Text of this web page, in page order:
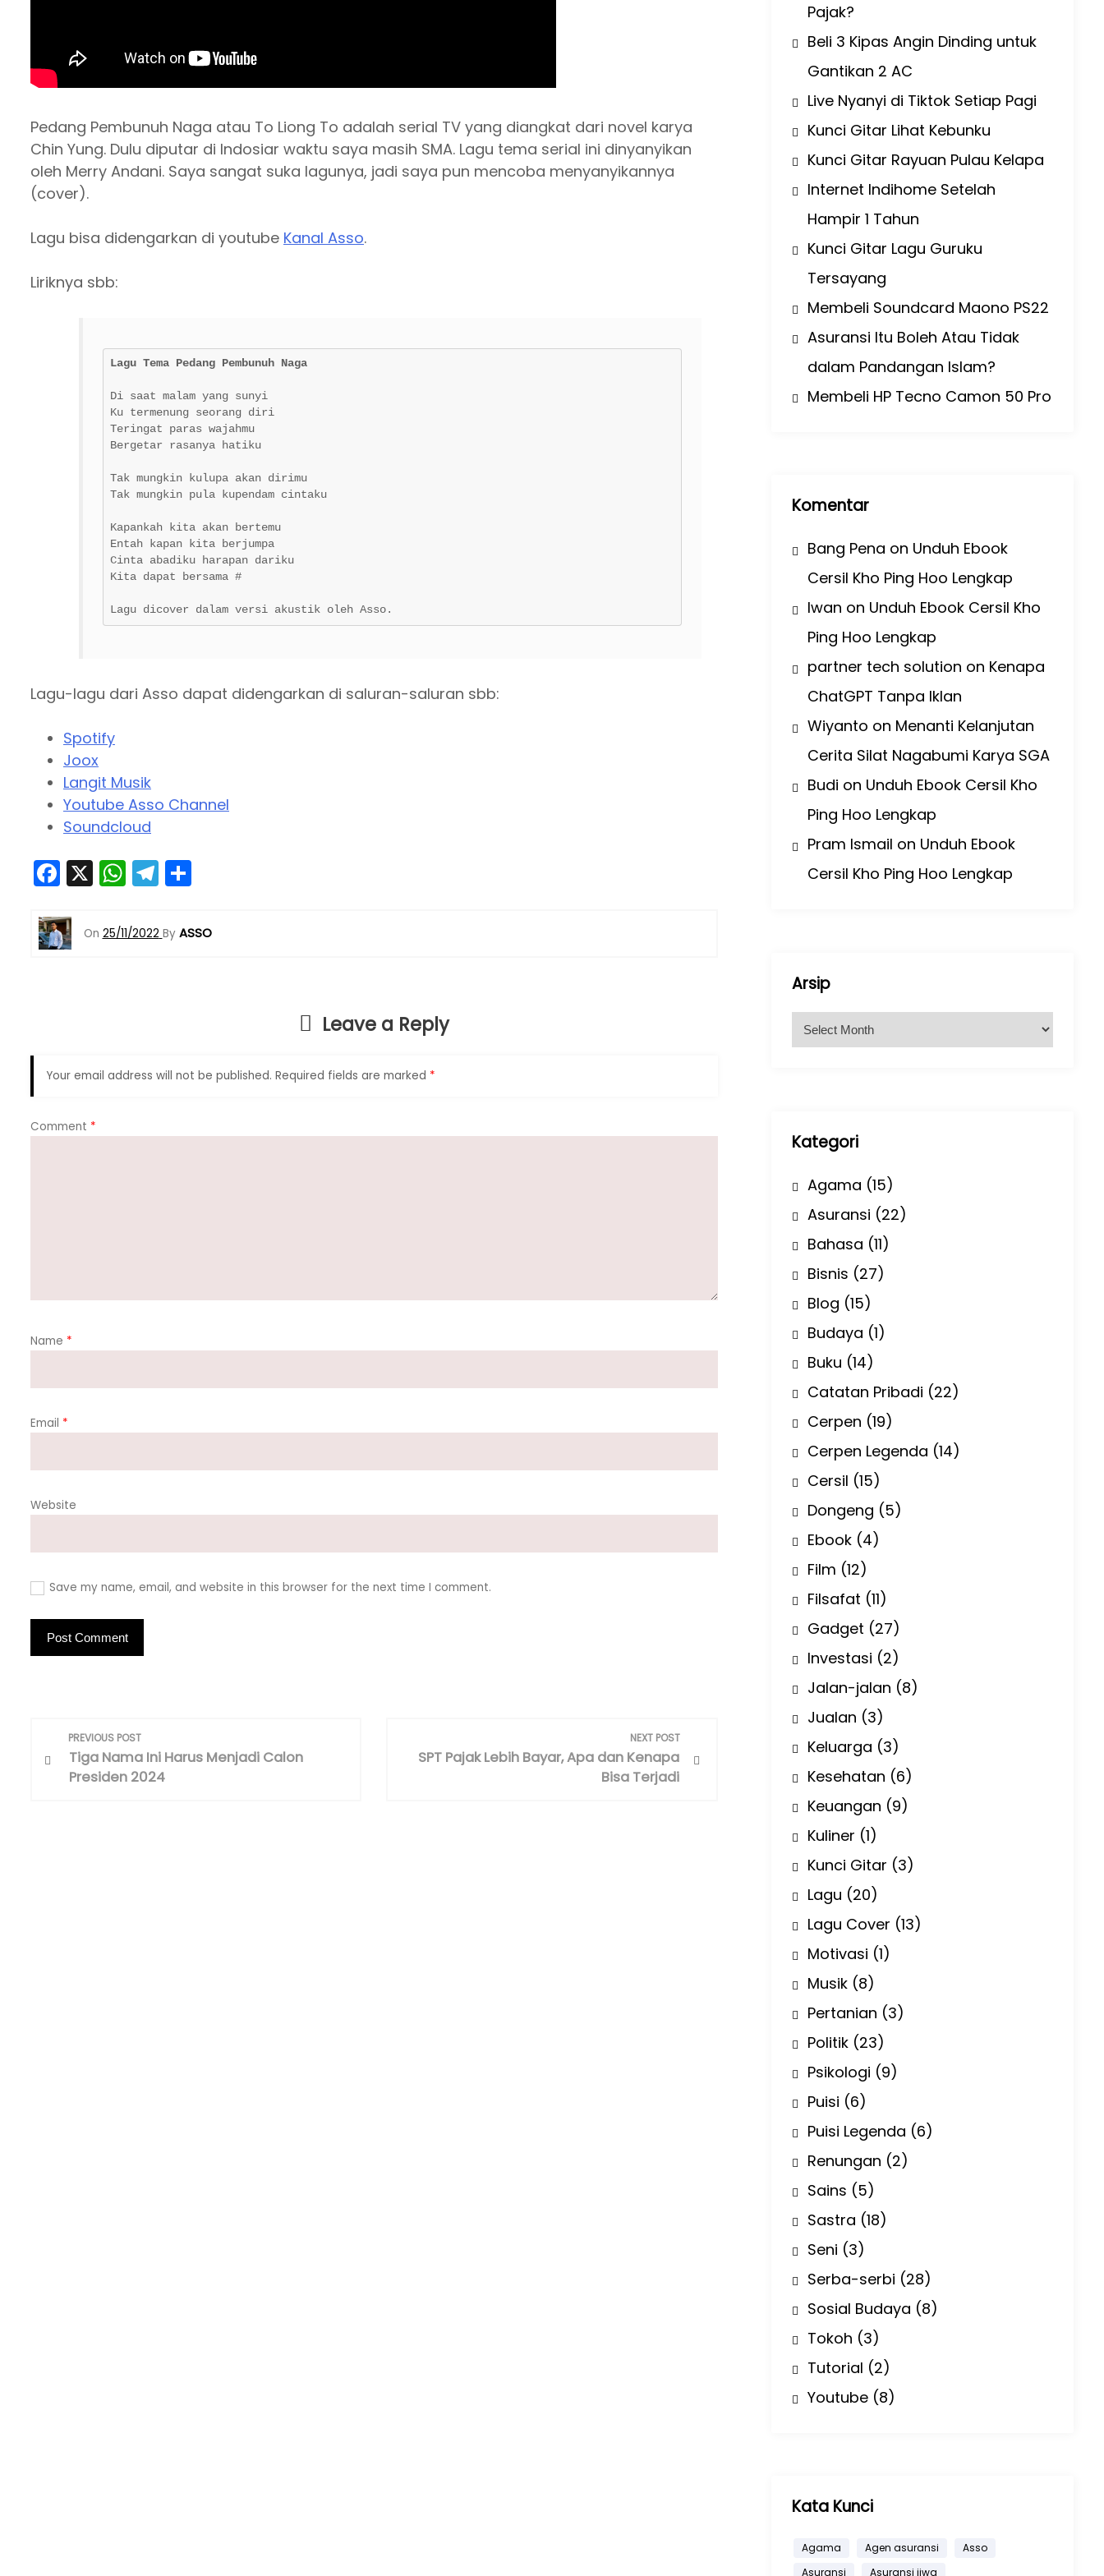
Pedang Pembunuh Naga atau To Liong To adalah serial TV yang diangkat dari novel karya
Chin Yung. Dulu diputar di Indosiar waktu saya masih SMA. Lagu tema serial ini dinyanyikan
oleh Merry Andani. Saya sangat suka lagunya, jadi saya pun mencoba menyanyikannya
(cover).
Lagu bisa didengarkan di youtube Kanal Asso.
Liriknya sbb:
Lagu Tema Pedang Pembunuh Naga
Di saat malam yang sunyi
Ku termenung seorang diri
Teringat paras wajahmu
Bergetar rasanya hatiku
Tak mungkin kulupa akan dirimu
Tak mungkin pula kupendam cintaku
Kapankah kita akan bertemu
Entah kapan kita berjumpa
Cinta abadiku harapan dariku
Kita dapat bersama #
Lagu dicover dalam versi akustik oleh Asso.
Lagu-lagu dari Asso dapat didengarkan di saluran-saluran sbb:
Spotify
Joox
Langit Musik
Youtube Asso Channel
Soundcloud
F
c
e
X W
a
T
e
gr
ar
On 25/11/2022 By ASSO
Leave a Reply
Your email address will not be published. Required fields are marked *
Comment *
Name *
Email *
Website
Save my name, email, and website in this browser for the next time I comment.
PREVIOUS POST
Tiga Nama Ini Harus Menjadi Calon
Presiden 2024
NEXT POST
SPT Pajak Lebih Bayar, Apa dan Kenapa
Bisa Terjadi
Pajak?
Beli 3 Kipas Angin Dinding untuk
Gantikan 2 AC
Live Nyanyi di Tiktok Setiap Pagi
Kunci Gitar Lihat Kebunku
Kunci Gitar Rayuan Pulau Kelapa
Internet Indihome Setelah
Hampir 1 Tahun
Kunci Gitar Lagu Guruku
Tersayang
Membeli Soundcard Maono PS22
Asuransi Itu Boleh Atau Tidak
dalam Pandangan Islam?
Membeli HP Tecno Camon 50 Pro
Komentar
Bang Pena on Unduh Ebook
Cersil Kho Ping Hoo Lengkap
Iwan on Unduh Ebook Cersil Kho
Ping Hoo Lengkap
partner tech solution on Kenapa
ChatGPT Tanpa Iklan
Wiyanto on Menanti Kelanjutan
Cerita Silat Nagabumi Karya SGA
Budi on Unduh Ebook Cersil Kho
Ping Hoo Lengkap
Pram Ismail on Unduh Ebook
Cersil Kho Ping Hoo Lengkap
Arsip
r
Kategori
Agama (15)
Asuransi (22)
Bahasa (11)
Bisnis (27)
Blog (15)
Budaya (1)
Buku (14)
Catatan Pribadi (22)
Cerpen (19)
Cerpen Legenda (14)
Cersil (15)
Dongeng (5)
Ebook (4)
Film (12)
Filsafat (11)
Gadget (27)
Investasi (2)
Jalan-jalan (8)
Jualan (3)
Keluarga (3)
Kesehatan (6)
Keuangan (9)
Kuliner (1)
Kunci Gitar (3)
Lagu (20)
Lagu Cover (13)
Motivasi (1)
Musik (8)
Pertanian (3)
Politik (23)
Psikologi (9)
Puisi (6)
Puisi Legenda (6)
Renungan (2)
Sains (5)
Sastra (18)
Seni (3)
Serba-serbi (28)
Sosial Budaya (8)
Tokoh (3)
Tutorial (2)
Youtube (8)
Kata Kunci
Agama Agen asuransi
Asso
Asuransi
Asuransi jiwa